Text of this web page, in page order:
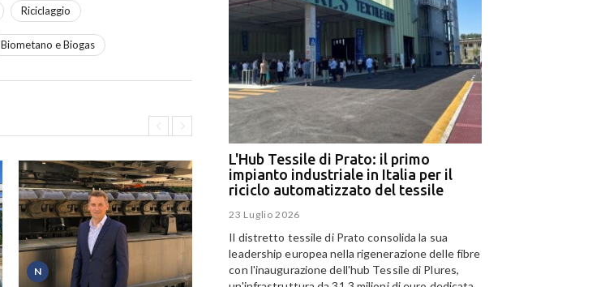
Riciclaggio
Biometano e Biogas
N T
L'Hub Tessile di Prato: il primo
impianto industriale in Italia per il
riciclo automatizzato del tessile
23 Luglio 2026
Il distretto tessile di Prato consolida la sua
leadership europea nella rigenerazione delle fibre
con l'inaugurazione dell'hub Tessile di Plures,